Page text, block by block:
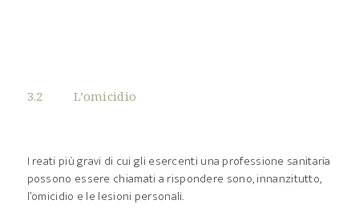
3.2 L’omicidio
I reati più gravi di cui gli esercenti una professione sanitaria
possono essere chiamati a rispondere sono, innanzitutto,
l’omicidio e le lesioni personali.